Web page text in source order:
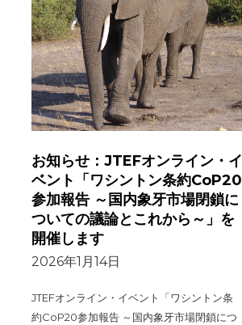
お知らせ：JTEFオンライン・イ
ベント「ワシントン条約CoP20
参加報告 ～国内象牙市場閉鎖に
ついての議論とこれから～」を
開催します
2026年1月14日
JTEFオンライン・イベント「ワシントン条
約CoP20参加報告 ～国内象牙市場閉鎖につ